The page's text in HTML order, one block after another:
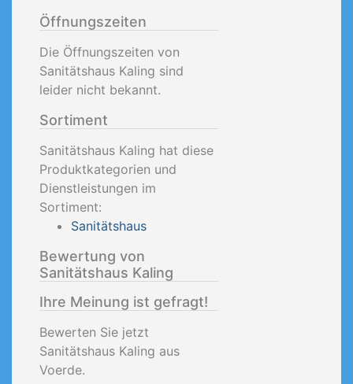
Öffnungszeiten
Die Öffnungszeiten von
Sanitätshaus Kaling sind
leider nicht bekannt.
Sortiment
Sanitätshaus Kaling hat diese
Produktkategorien und
Dienstleistungen im
Sortiment:
Sanitätshaus
Bewertung von
Sanitätshaus Kaling
Ihre Meinung ist gefragt!
Bewerten Sie jetzt
Sanitätshaus Kaling aus
Voerde.